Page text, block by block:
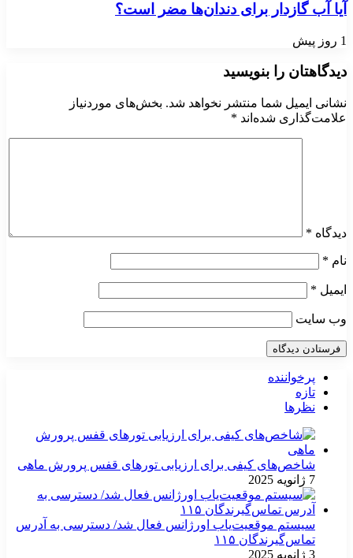
آیا آب گازدار برای دندان‌ها مضر است؟
1 روز پیش
دیدگاهتان را بنویسید
نشانی ایمیل شما منتشر نخواهد شد. بخش‌های موردنیاز
علامت‌گذاری شده‌اند *
دیدگاه *
نام *
ایمیل *
وب‌ سایت
پرخواننده
تازه
نظرها
شاخص‌های کیفی برای ارزیابی تورهای قفس پرورش ماهی
7 ژانویه 2025
سیستم موقعیت‌یاب اورژانس فعال شد/ دسترسی به آدرس
تماس‌گیرندگان ۱۱۵
3 ژانویه 2025